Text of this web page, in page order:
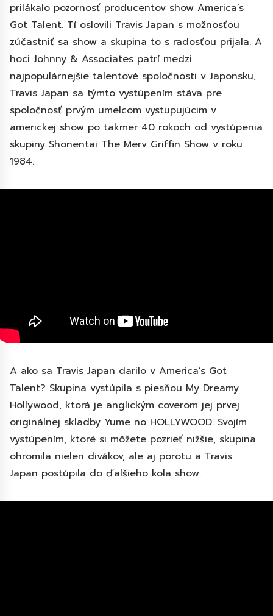
prilákalo pozornosť producentov show America’s
Got Talent. Tí oslovili Travis Japan s možnosťou
zúčastniť sa show a skupina to s radosťou prijala. A
hoci Johnny & Associates patrí medzi
najpopulárnejšie talentové spoločnosti v Japonsku,
Travis Japan sa týmto vystúpením stáva pre
spoločnosť prvým umelcom vystupujúcim v
americkej show po takmer 40 rokoch od vystúpenia
skupiny Shonentai The Merv Griffin Show v roku
1984.
A ako sa Travis Japan darilo v America’s Got
Talent? Skupina vystúpila s piesňou My Dreamy
Hollywood, ktorá je anglickým coverom jej prvej
originálnej skladby Yume no HOLLYWOOD. Svojím
vystúpením, ktoré si môžete pozrieť nižšie, skupina
ohromila nielen divákov, ale aj porotu a Travis
Japan postúpila do ďalšieho kola show.